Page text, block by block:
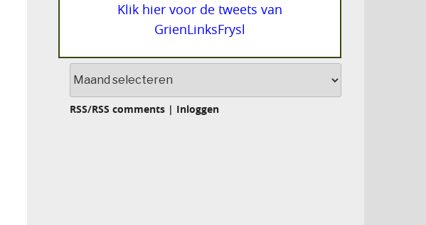
Klik hier voor de tweets van
GrienLinksFrysl
RSS/RSS comments| Inloggen